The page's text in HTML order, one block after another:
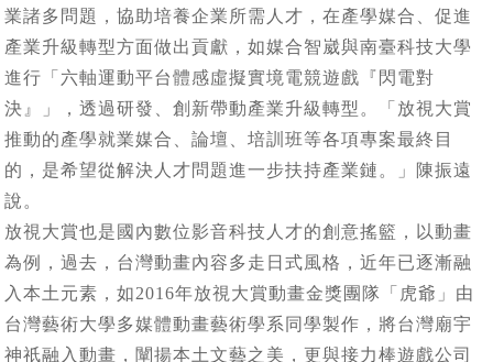
業諸多問題，協助培養企業所需人才，在產學媒合、促進
產業升級轉型方面做出貢獻，如媒合智崴與南臺科技大學
進行「六軸運動平台體感虛擬實境電競遊戲『閃電對
決』」，透過研發、創新帶動產業升級轉型。「放視大賞
推動的產學就業媒合、論壇、培訓班等各項專案最終目
的，是希望從解決人才問題進一步扶持產業鏈。」陳振遠
說。
放視大賞也是國內數位影音科技人才的創意搖籃，以動畫
為例，過去，台灣動畫內容多走日式風格，近年已逐漸融
入本土元素，如2016年放視大賞動畫金獎團隊「虎爺」由
台灣藝術大學多媒體動畫藝術學系同學製作，將台灣廟宇
神祇融入動畫，闡揚本土文藝之美，更與接力棒遊戲公司